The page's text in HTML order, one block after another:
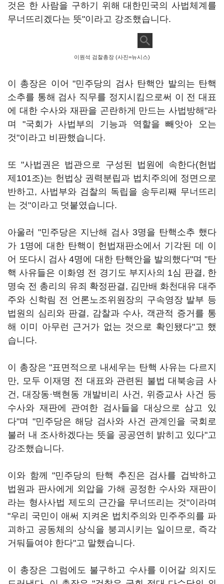
것은 한 사람을 구하기 위해 대한민국의 사법체계를
무너뜨리겠다는 뜻"이라고 강조했습니다.
이원석 검찰총장 (사진=뉴시스)
이 총장은 이어 "민주당의 검사 탄핵안 발의는 탄핵
소추를 통해 검사 직무를 정지시킴으로써 이 전 대표
에 대한 수사와 재판을 곤란하게 만드는 사법방해"라
며 "국회가 사법부의 기능과 역할을 빼앗아 오는
것"이라고 비판했습니다.
또 "사법권은 법관으로 구성된 법원에 속한다(헌법
제101조)는 헌법상 권력분립과 법치주의에 정면으로
반하고, 사법부와 검찰의 독립을 송두리째 무너뜨리
는 것"이라고 덧붙였습니다.
아울러 "민주당은 지난해 검사 3명을 탄핵소추 했다
가 1명에 대한 탄핵이 헌법재판소에서 기각된 데 이
어 또다시 검사 4명에 대한 탄핵안을 발의했다"며 "탄
핵 사유들은 이화영 전 경기도 부지사의 1심 판결, 한
명숙 전 총리의 유죄 확정판결, 김만배 화천대유 대주
주와 신학림 전 언론노조위원장의 구속영장 발부 등
법원의 심리와 판결, 감찰과 수사, 객관적 증거를 통
해 이미 아무런 근거가 없는 것으로 확인됐다"고 했
습니다.
이 총장은 "표면적으로 내세우는 탄핵 사유는 다르지
만, 모두 이재명 전 대표와 관련된 불법 대북송금 사
건, 대장동·백현동 개발비리 사건, 위증교사 사건 등
수사와 재판에 관여한 검사들을 대상으로 삼고 있
다"며 "민주당은 해당 검사와 사건 관계인을 국회로
불러 내 조사하겠다는 뜻을 공공연히 밝히고 있다"고
강조했습니다.
이와 함께 "민주당의 탄핵 추진은 검사를 겁박하고
법원과 판사에게 외압을 가해 공정한 수사와 재판이
라는 형사사법 제도의 근간을 무너뜨리는 것"이라며
"우리 국민이 애써 지켜온 법치주의와 민주주의를 파
괴하고 공동체의 상식을 붕괴시키는 일이므로, 즉각
거둬들여야 한다"고 말했습니다.
이 총장은 그럼에도 불구하고 수사를 이어갈 의지도